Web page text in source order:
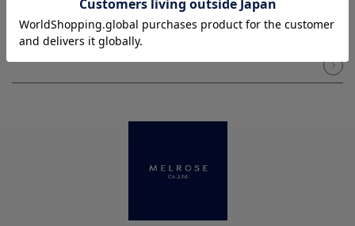
NEWSLETTER メルマガ登録